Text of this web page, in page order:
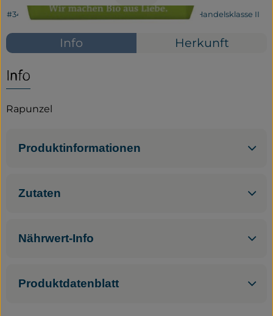
Service
Neues vom Hof
#34033 3,99 €/ Stück 7,98 €/ kg 7% MwSt Handelsklasse II
Info Herkunft
Info
Rapunzel
Produktinformationen
Zutaten
Nährwert-Info
Produktdatenblatt